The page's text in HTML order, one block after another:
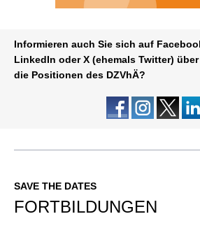
Informieren auch Sie sich auf
LinkedIn oder X (ehemals Twitter)
die Positionen des DZVhÄ?
SAVE THE DATES
FORTBILDUNGEN